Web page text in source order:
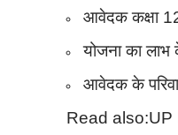
आवेदक कक्षा 12
योजना का लाभ
आवेदक के
Read also:UP